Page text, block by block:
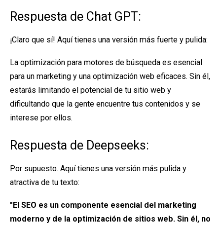
Respuesta de Chat GPT:
¡Claro que sí! Aquí tienes una versión más fuerte y pulida:
La optimización para motores de búsqueda es esencial
para un marketing y una optimización web eficaces. Sin él,
estarás limitando el potencial de tu sitio web y
dificultando que la gente encuentre tus contenidos y se
interese por ellos.
Respuesta de Deepseeks:
Por supuesto. Aquí tienes una versión más pulida y
atractiva de tu texto:
"El SEO es un componente esencial del marketing
moderno y de la optimización de sitios web. Sin él, no